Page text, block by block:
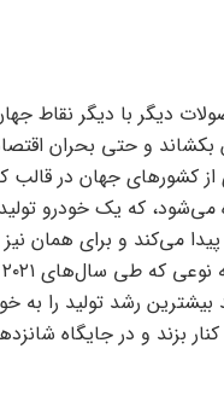
دیگر با دیگر نقاط
و حتی بحران
کشور‌های جهان در
می‌کند و برای همان نیز
بیشترین رشد تولید را
کنار بزند و در جایگاه